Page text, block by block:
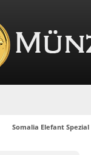
Somalia Elefant Spezial